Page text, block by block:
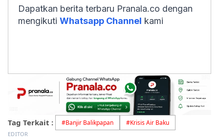
Dapatkan berita terbaru Pranala.co dengan
mengikuti Whatsapp Channel kami
Tag Terkait : #Banjir Balikpapan #Krisis Air Baku
EDITOR